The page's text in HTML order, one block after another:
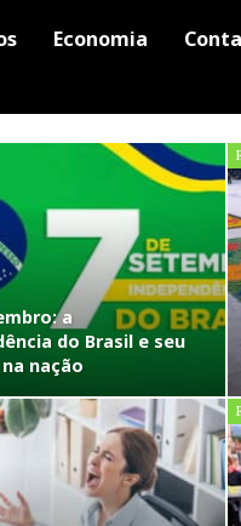
Economia
a
do Brasil e seu
nação